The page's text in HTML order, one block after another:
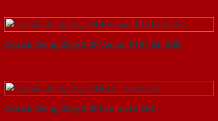
Cửa Gỗ Chống Cháy MDF Veneer P1G1 Sồi-SGD
Cửa Gỗ Chống Cháy MDF Laminate-SGD